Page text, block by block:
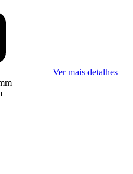
Ver mais detalhes